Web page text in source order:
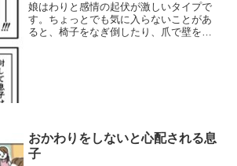
娘はわりと感情の起伏が激しいタイプで
す。ちょっとでも気に入らないことがあ
ると、椅子をなぎ倒したり、爪で壁を引
おかわりをしないと心配される息
子